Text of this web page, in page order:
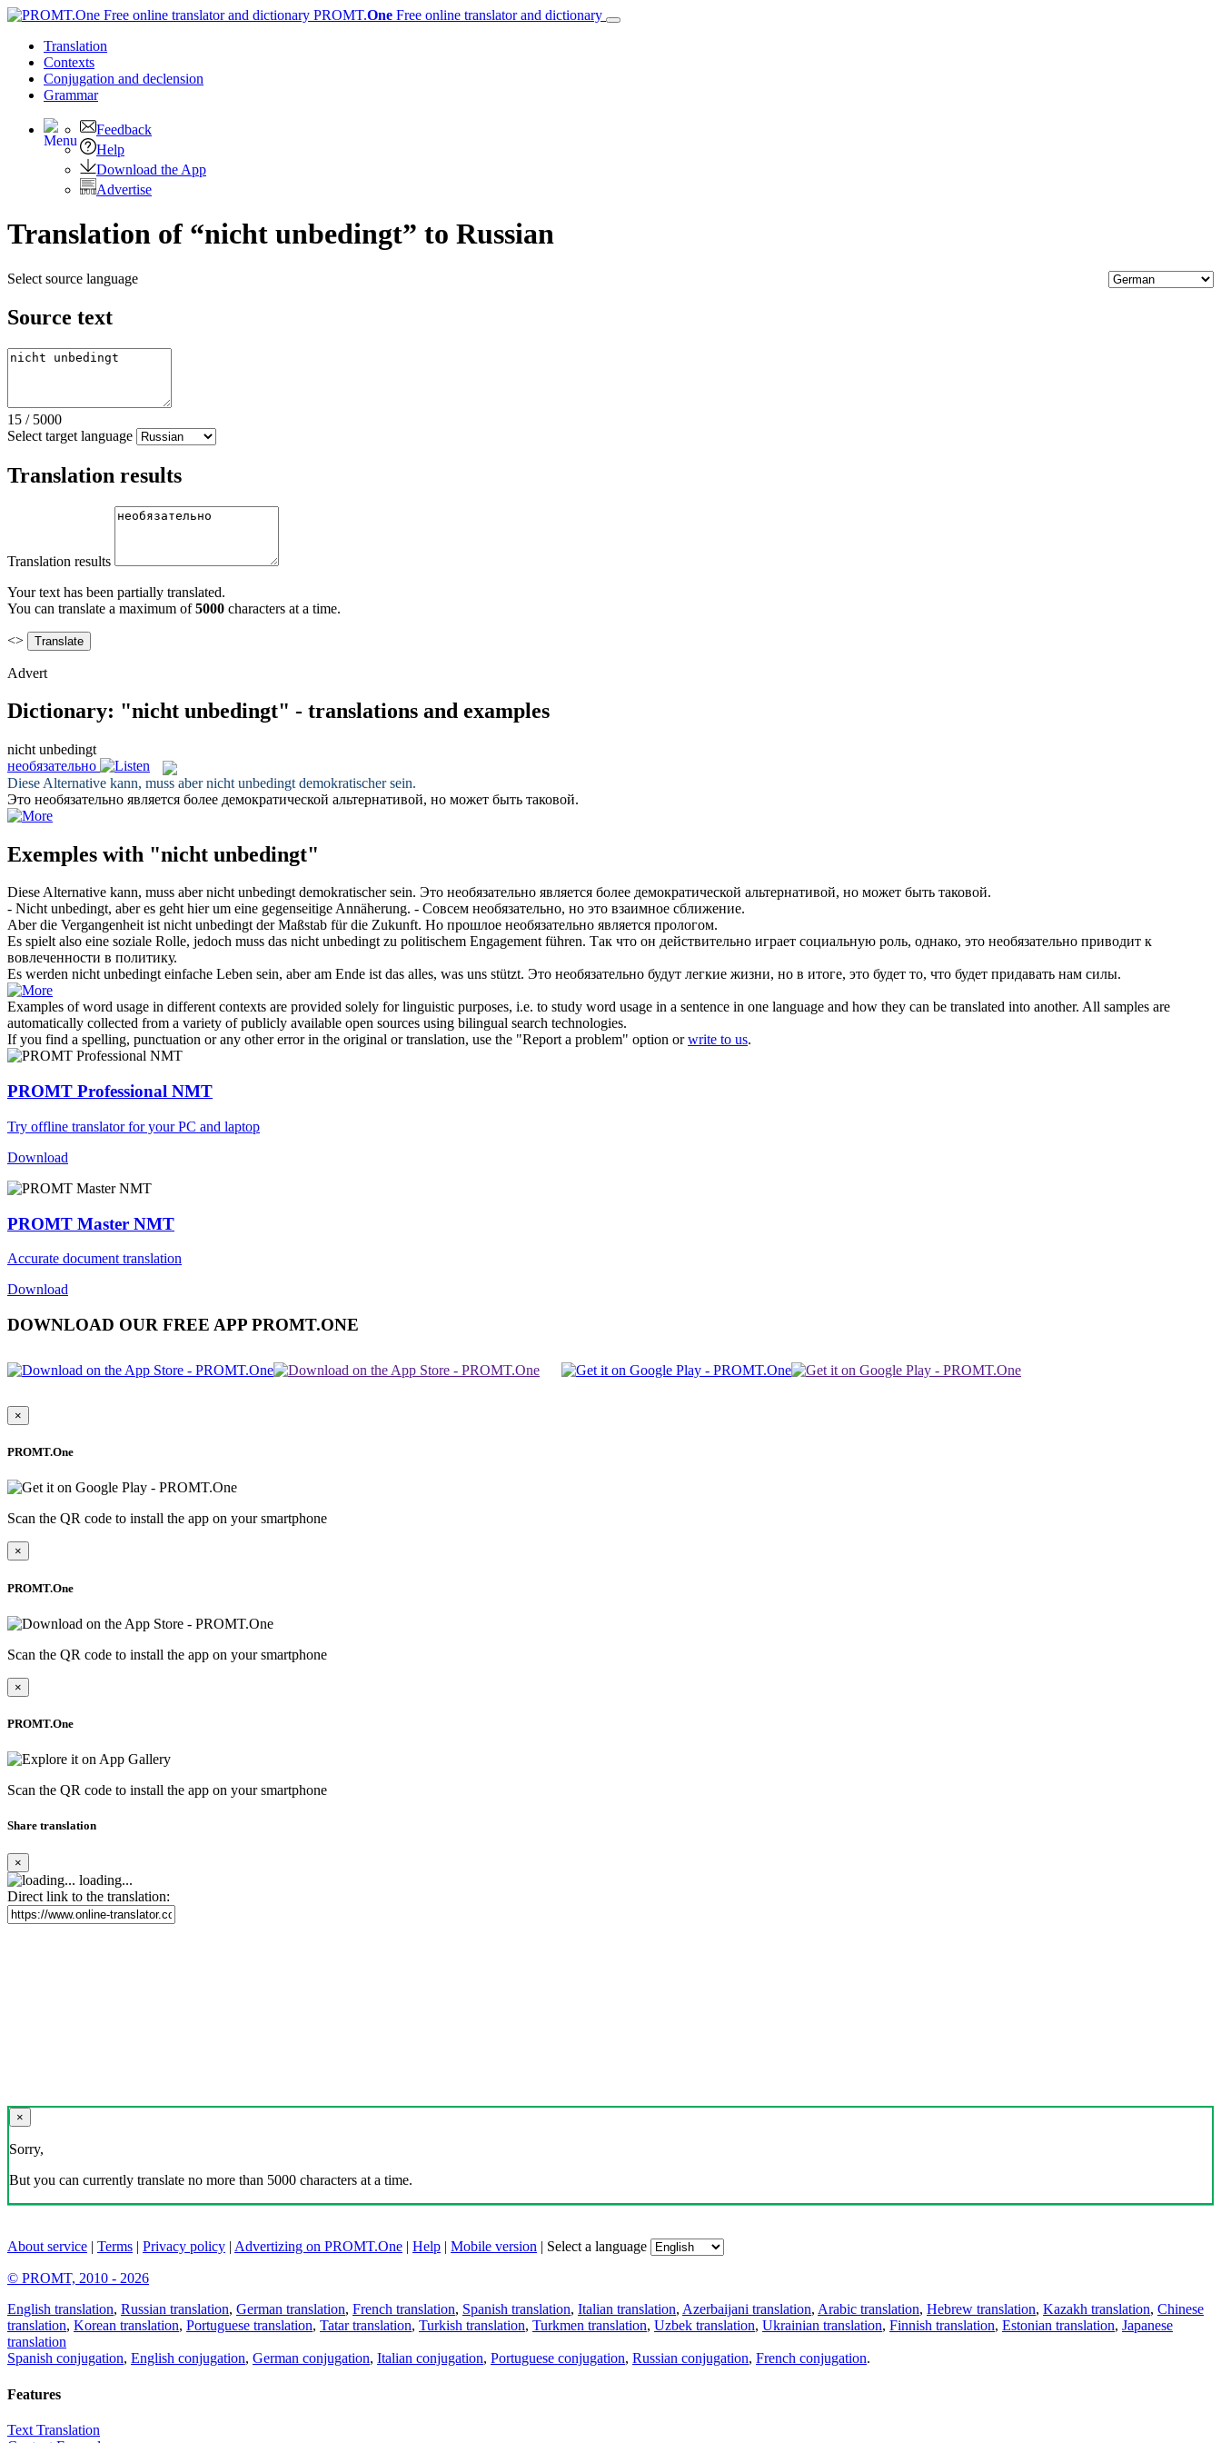
PROMT.One Free online translator and dictionary
Translation
Contexts
Conjugation and declension
Grammar
Feedback
Help
Download the App
Advertise
Translation of “nicht unbedingt” to Russian
Select source language
Source text
15 / 5000
Select target language
Translation results
Translation results
Your text has been partially translated.
You can translate a maximum of5000 characters at a time.
<>
Advert
Dictionary: "nicht unbedingt" - translations and examples
nicht unbedingt
необязательно
Diese Alternative kann, muss abernicht unbedingt demokratischer sein.
Это необязательно является более демократической альтернативой, но может быть таковой.
Exemples with "nicht unbedingt"
Diese Alternative kann, muss abernicht unbedingtdemokratischer sein. Это необязательно является более демократической альтернативой, но может быть таковой.
- Nicht unbedingt, aber es geht hier um eine gegenseitige Annäherung. - Совсем необязательно, но это взаимное сближение.
Aber die Vergangenheit istnicht unbedingtder Maßstab für die Zukunft. Но прошлое необязательно является прологом.
Es spielt also eine soziale Rolle, jedoch muss das nicht unbedingtzu politischem Engagement führen. Так что он действительно играет социальную роль, однако, это необязательно приводит к
вовлеченности в политику.
Es werden nicht unbedingteinfache Leben sein, aber am Ende ist das alles, was uns stützt. Это необязательно будут легкие жизни, но в итоге, это будет то, что будет придавать нам силы.
Examples of word usage in different contexts are provided solely for linguistic purposes, i.e. to study word usage in a sentence in one language and how they can be translated into another. All samples are
automatically collected from a variety of publicly available open sources using bilingual search technologies.
If you find a spelling, punctuation or any other error in the original or translation, use the "Report a problem" option orwrite to us.
PROMT Professional NMT
Try offline translator for your PC and laptop
Download
PROMT Master NMT
Accurate document translation
Download
DOWNLOAD OUR FREE APP PROMT.ONE
×
PROMT.One
Scan the QR code to install the app on your smartphone
×
PROMT.One
Scan the QR code to install the app on your smartphone
×
PROMT.One
Scan the QR code to install the app on your smartphone
Share translation
×
loading...
Direct link to the translation:
×
Sorry,
But you can currently translate no more than 5000 characters at a time.
About service | Terms | Privacy policy | Advertizing on PROMT.One | Help | Mobile version | Select a language
© PROMT, 2010 - 2026
English translation, Russian translation, German translation, French translation, Spanish translation, Italian translation, Azerbaijani translation, Arabic translation, Hebrew translation, Kazakh translation, Chinese
translation, Korean translation, Portuguese translation, Tatar translation, Turkish translation, Turkmen translation, Uzbek translation, Ukrainian translation, Finnish translation, Estonian translation, Japanese
translation
Spanish conjugation, English conjugation, German conjugation, Italian conjugation, Portuguese conjugation, Russian conjugation, French conjugation.
Features
Text Translation